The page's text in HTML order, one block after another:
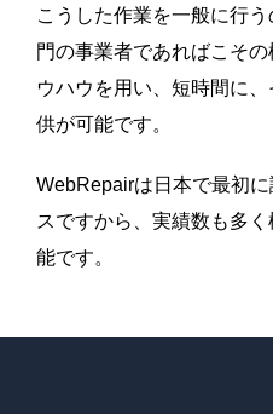
こうした作業を一般に行
門の事業者であればこそ
ウハウを用い、短時間に
供が可能です。
WebRepairは日本で最初
スですから、実績数も多
能です。